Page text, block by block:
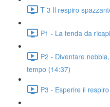
T 3 Il respiro
P1 - La tenda da
P2 - Diventare
tempo (14:37)
P3 - Esperire il